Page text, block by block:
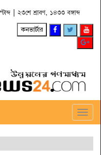
| ২৩শে শ্রাবণ, ১৪৩৩ বঙ্গাব্দ
কনভার্টার